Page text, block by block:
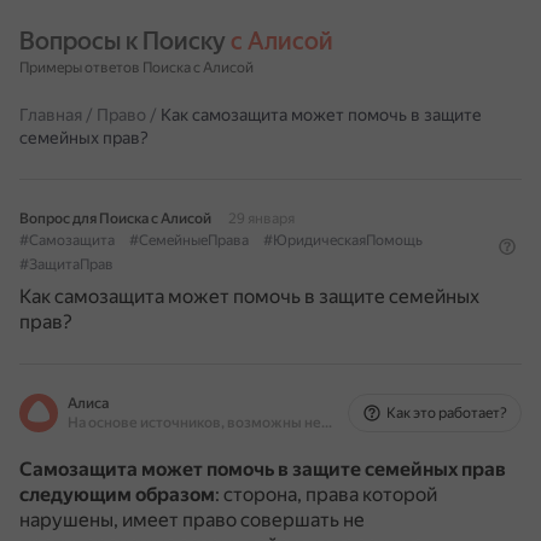
Вопросы к Поиску с Алисой
Примеры ответов Поиска с Алисой
Главная / Право / Как самозащита может помочь в защите
семейных прав?
Вопрос для Поиска с Алисой
29 января
#Самозащита
#СемейныеПрава
#ЮридическаяПомощь
#ЗащитаПрав
Как самозащита может помочь в защите семейных
прав?
Алиса
На основе источников, возможны неточности
Как это работает?
Самозащита может помочь в защите семейных прав
следующим образом: сторона, права которой
нарушены, имеет право совершать не